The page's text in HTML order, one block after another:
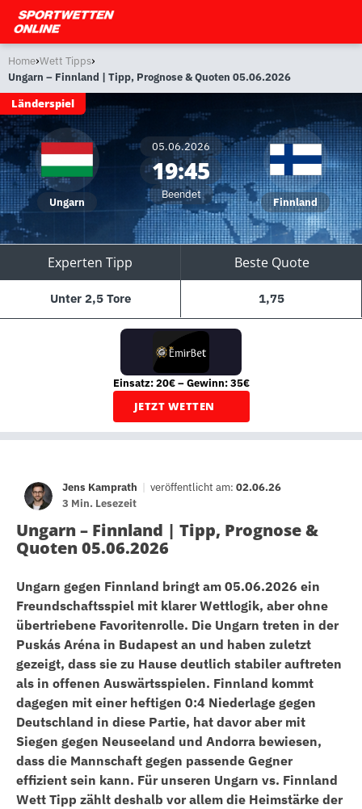
Home›Wett Tipps›
Ungarn – Finnland | Tipp, Prognose & Quoten 05.06.2026
Länderspiel
Ungarn
05.06.2026
19:45
Beendet
Finnland
Experten Tipp Beste Quote
Unter 2,5 Tore 1,75
Einsatz: 20€ – Gewinn: 35€
JETZT WETTEN
Jens Kamprath | veröffentlicht am: 02.06.26
3 Min. Lesezeit
Ungarn – Finnland | Tipp, Prognose &
Quoten 05.06.2026
Ungarn gegen Finnland bringt am 05.06.2026 ein
Freundschaftsspiel mit klarer Wettlogik, aber ohne
übertriebene Favoritenrolle. Die Ungarn treten in der
Puskás Aréna in Budapest an und haben zuletzt
gezeigt, dass sie zu Hause deutlich stabiler auftreten
als in offenen Auswärtsspielen. Finnland kommt
dagegen mit einer heftigen 0:4 Niederlage gegen
Deutschland in diese Partie, hat davor aber mit
Siegen gegen Neuseeland und Andorra bewiesen,
dass die Mannschaft gegen passende Gegner
effizient sein kann. Für unseren Ungarn vs. Finnland
Wett Tipp zählt deshalb vor allem die Heimstärke der